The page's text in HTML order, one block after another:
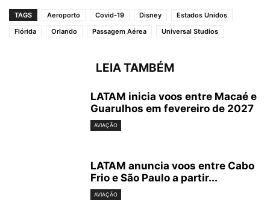
TAGS Aeroporto Covid-19 Disney
Estados Unidos
Flórida
Orlando Passagem Aérea Universal Studios
LEIA TAMBÉM
LATAM inicia voos entre Macaé e
Guarulhos em fevereiro de 2027
AVIAÇÃO
LATAM anuncia voos entre Cabo
Frio e São Paulo a partir...
AVIAÇÃO